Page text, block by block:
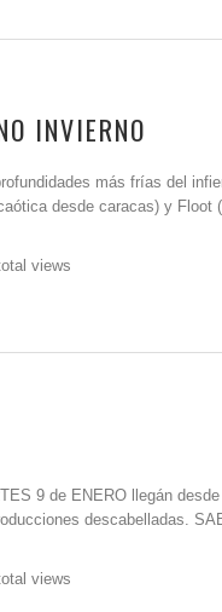
INVIERNO
más frías del
desde caracas) y
views
9 de ENERO llegán
descabelladas.
views